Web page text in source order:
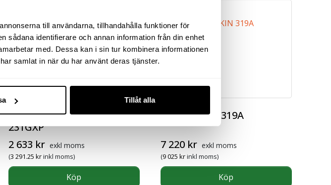
till användarna, tillhandahålla funktioner för
sådana identifierare och annan information från din enhet
med. Dessa kan i sin tur kombinera informationen
samlat in när du har använt deras tjänster.
Tillåt alla
MUTTERDRAGARE 1/2″
231GXP
2 633 kr exkl moms
(3 291.25 krinkl moms)
Köp
SLIPMASKIN 319A
7 220 kr exkl moms
(9 025 krinkl moms)
Köp